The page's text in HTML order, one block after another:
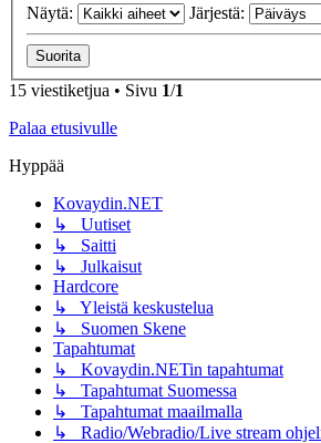
Näytä:
Järjestä:
15 viestiketjua • Sivu 1/1
Palaa etusivulle
Hyppää
Kovaydin.NET
↳ Uutiset
↳ Saitti
↳ Julkaisut
Hardcore
↳ Yleistä keskustelua
↳ Suomen Skene
Tapahtumat
↳ Kovaydin.NETin tapahtumat
↳ Tapahtumat Suomessa
↳ Tapahtumat maailmalla
↳ Radio/Webradio/Live stream